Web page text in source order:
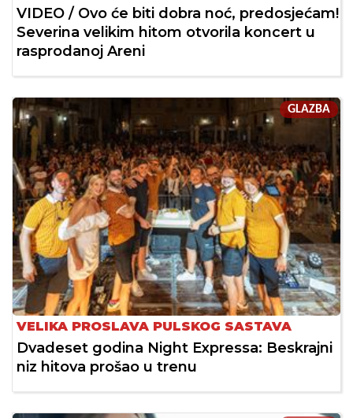
VIDEO / Ovo će biti dobra noć, predosjećam!
Severina velikim hitom otvorila koncert u
rasprodanoj Areni
GLAZBA
VELIKA PROSLAVA PULSKOG SASTAVA
Dvadeset godina Night Expressa: Beskrajni
niz hitova prošao u trenu